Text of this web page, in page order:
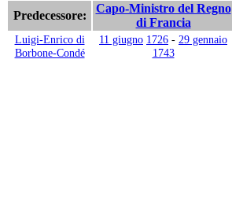
Predecessore:
Capo-Ministro del Regno
di Francia
Luigi-Enrico di
Borbone-Condé
11 giugno 1726 - 29 gennaio
1743